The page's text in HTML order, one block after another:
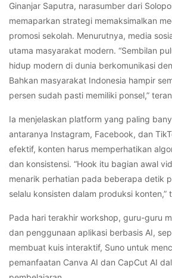
Ginanjar Saputra, narasumber dari
memaparkan strategi memaksimalkan
promosi sekolah. Menurutnya, media
utama masyarakat modern. “Sembilan
hidup modern di dunia berkomunikasi
Bahkan masyarakat Indonesia hampir
persen sudah pasti memiliki ponsel,”
Ia menjelaskan platform yang paling
antaranya Instagram, Facebook, dan
efektif, konten harus memperhatikan
dan konsistensi. “Hook itu bagian awal
menarik perhatian pada beberapa detik
selalu konsisten dalam produksi konten,”
Pada hari terakhir workshop, guru-guru
dan penggunaan aplikasi berbasis AI,
membuat kuis interaktif, Suno untuk
pemanfaatan Canva AI dan CapCut AI